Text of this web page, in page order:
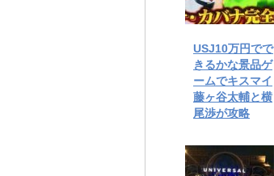
USJ10万円でで
きるかな景品ゲ
ームでキスマイ
藤ヶ谷太輔と横
尾渉が攻略